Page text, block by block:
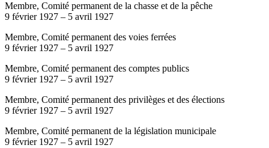
Membre, Comité permanent de la chasse et de la pêche
9 février 1927 – 5 avril 1927
Membre, Comité permanent des voies ferrées
9 février 1927 – 5 avril 1927
Membre, Comité permanent des comptes publics
9 février 1927 – 5 avril 1927
Membre, Comité permanent des privilèges et des élections
9 février 1927 – 5 avril 1927
Membre, Comité permanent de la législation municipale
9 février 1927 – 5 avril 1927